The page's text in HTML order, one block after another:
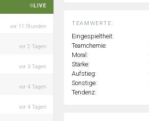
LIVE
vor 11 Stunden
vor 2 Tagen
vor 3 Tagen
vor 4 Tagen
vor 4 Tagen
TEAMWERTE:
Eingespieltheit:
Teamchemie:
Moral:
Stärke:
Aufstieg:
Sonstige:
Tendenz: